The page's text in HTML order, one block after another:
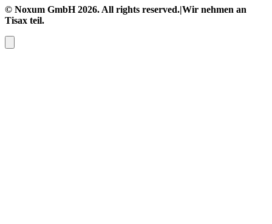
© Noxum GmbH2026. All rights reserved.|Wir nehmen an
Tisax teil.